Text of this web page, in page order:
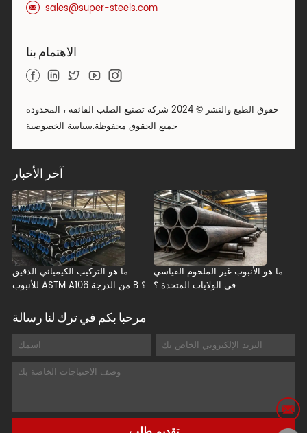
sales@super-steels.com
الاهتمام بنا
حقوق الطبع والنشر © 2024 شركة تصنيع الصلب الفائقة ، المحدودة
جميع الحقوق محفوظة.سياسة الخصوصية
آخر الأخبار
ما هو التركيب الكيميائي الدقيق
للأنبوب ASTM A106 من الدرجة B ؟
ما هو الأنبوب غير الملحوم القياسي
في الولايات المتحدة ؟
مرحبا بكم في ترك لنا رسالة